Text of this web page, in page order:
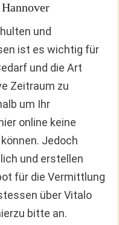
und
ist es wichtig für
und die Art
Zeitraum zu
um Ihr
online keine
Jedoch
und erstellen
für die Vermittlung
über Vitalo
bitte an.